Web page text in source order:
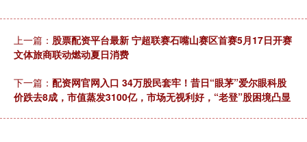
上一篇： 股票配资平台最新 宁超联赛石嘴山赛区首赛5月17日开赛
文体旅商联动燃动夏日消费
下一篇： 配资网官网入口 34万股民套牢！昔日“眼茅”爱尔眼科股
价跌去8成，市值蒸发3100亿，市场无视利好，“老登”股困境凸显